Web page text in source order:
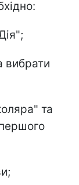
вибрати
та